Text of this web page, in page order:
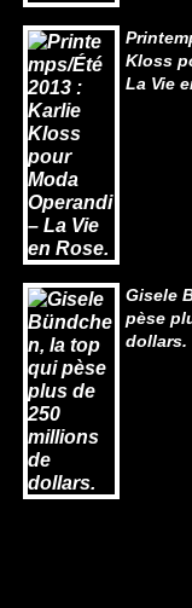
Kloss
La Vie
Gisele
pèse
dollars.